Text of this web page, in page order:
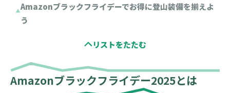
Amazonブラックフライデーでお得に登山装備を揃えよ
う
Amazonブラックフライデー2025とは